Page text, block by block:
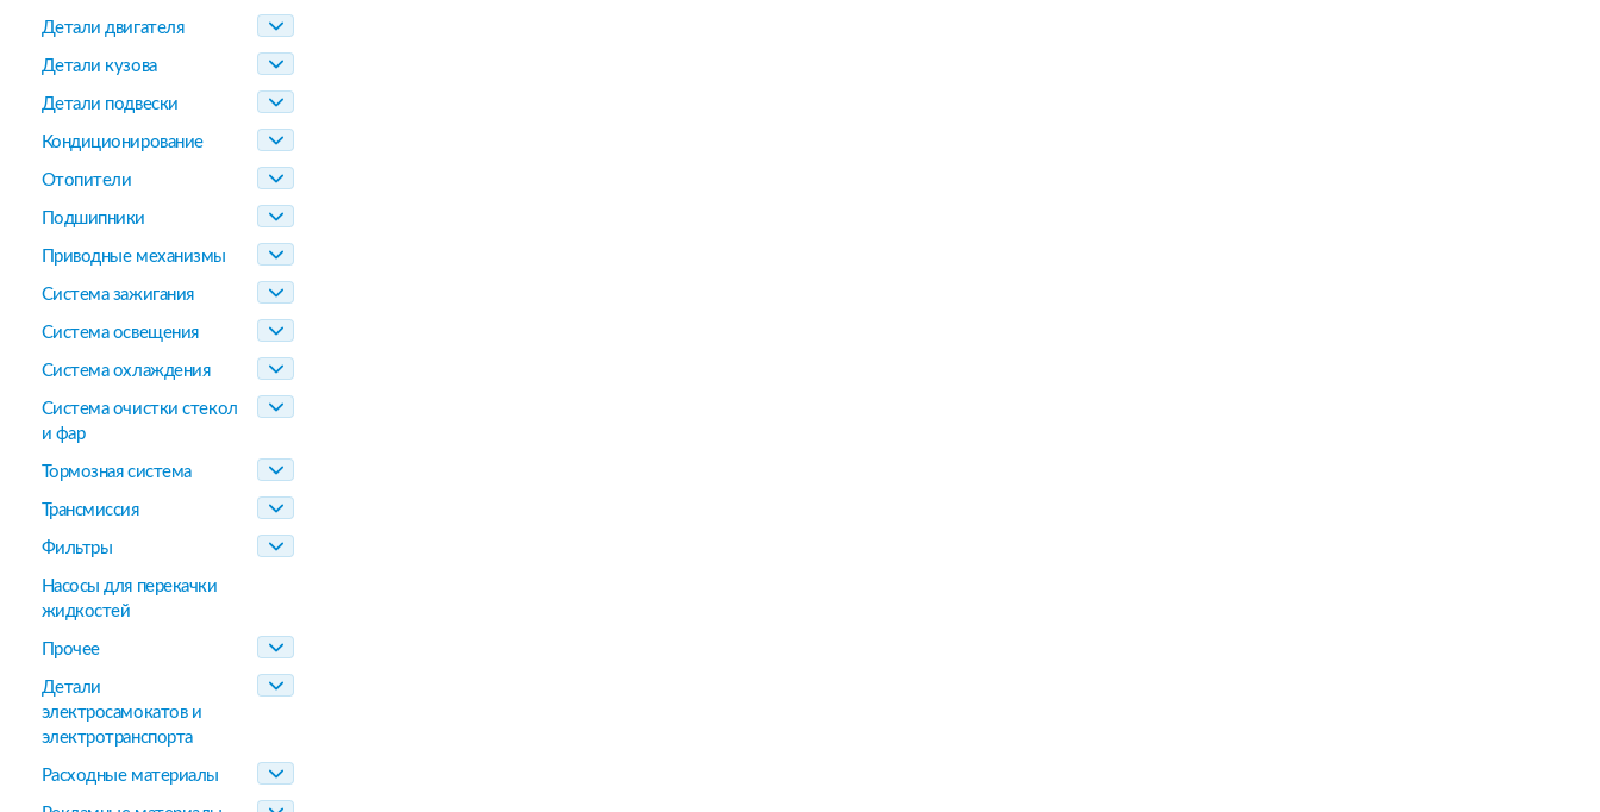
Детали двигателя
Детали кузова
Детали подвески
Кондиционирование
Отопители
Подшипники
Приводные механизмы
Система зажигания
Система освещения
Система охлаждения
Система очистки стекол
и фар
Тормозная система
Трансмиссия
Фильтры
Насосы для перекачки
жидкостей
Прочее
Детали
электросамокатов и
электротранспорта
Расходные материалы